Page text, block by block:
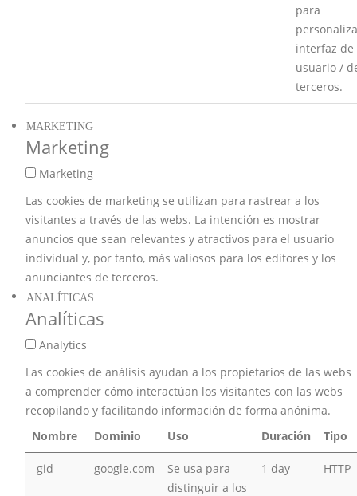
para
interfaz de
usuario /
terceros.
MARKETING
Marketing
Marketing
Las cookies de marketing se utilizan para rastrear a los
visitantes a través de las webs. La intención es mostrar
anuncios que sean relevantes y atractivos para el usuario
individual y, por tanto, más valiosos para los editores y los
anunciantes de terceros.
ANALÍTICAS
Analíticas
Analytics
Las cookies de análisis ayudan a los propietarios de las webs
a comprender cómo interactúan los visitantes con las webs
recopilando y facilitando información de forma anónima.
Nombre
Dominio Uso Duración Tipo
_gid google.com
Se usa para
distinguir a los
1 day HTTP